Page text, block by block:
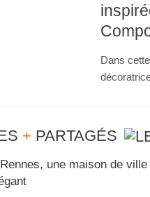
Dans
+ PARTAGÉS
une maison de